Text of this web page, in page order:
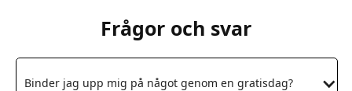
Frågor och svar
Binder jag upp mig på något genom en gratisdag?